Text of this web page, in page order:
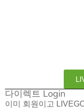
다이렉트 Login
이미 회원이고